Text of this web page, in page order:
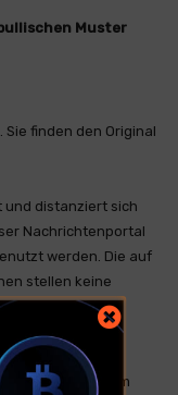
Muster
Sie finden den Original
und distanziert sich
Nachrichtenportal
werden. Die auf
stellen keine
gedacht. Die
nur zu
für Ihre
Rat von einem